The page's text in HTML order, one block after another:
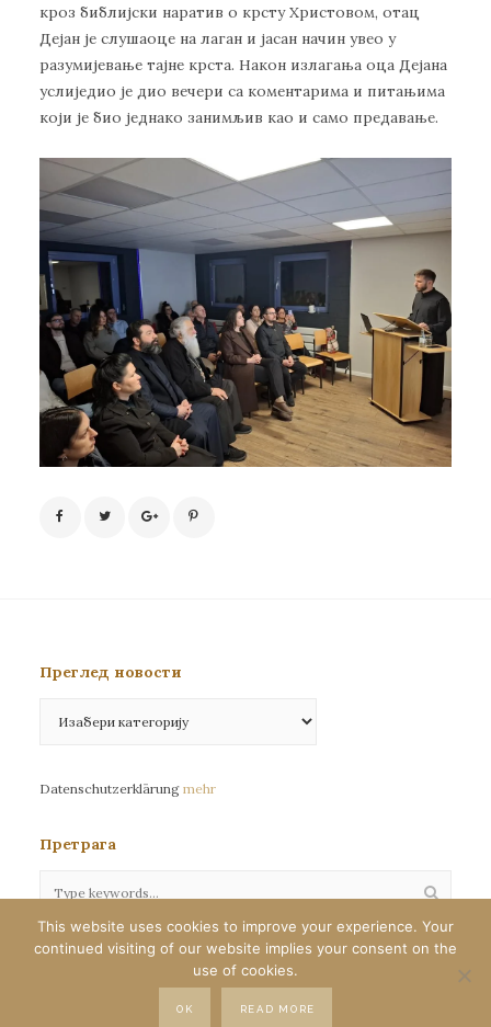
кроз библијски наратив о крсту Христовом, отац
Дејан је слушаоце на лаган и јасан начин увео у
разумијевање тајне крста. Након излагања оца Дејана
услиједио је дио вечери са коментарима и питањима
који је био једнако занимљив као и само предавање.
Преглед новости
новости
Datenschutzerklärung mehr
Претрага
Сва права задржана©eparhija-nemacka.com
Илустрације : Јелена Јефтић
This website uses cookies to improve your experience. Your
continued visiting of our website implies your consent on the
use of cookies.
OK READ MORE